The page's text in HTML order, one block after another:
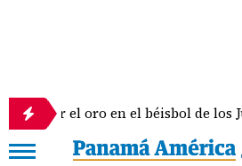
oro en el béisbol de los Juegos